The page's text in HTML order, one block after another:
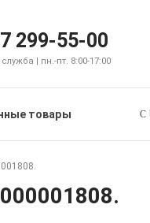
299-55-00
| пн.-пт. 8:00-17:00
товары